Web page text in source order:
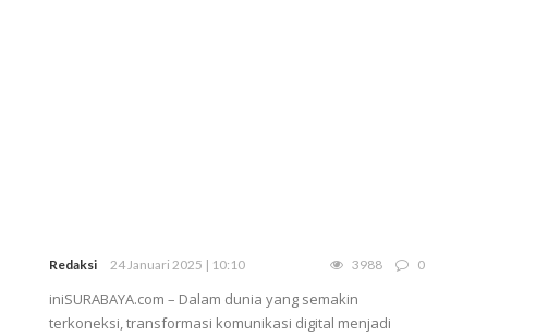
Redaksi 24 Januari 2025 | 10:10 3988 0
iniSURABAYA.com – Dalam dunia yang semakin
terkoneksi, transformasi komunikasi digital menjadi